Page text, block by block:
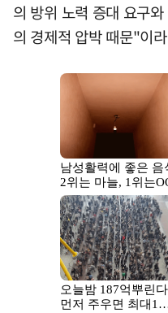
의 방위 노력 증대 요구
의 경제적 압박 때문"이